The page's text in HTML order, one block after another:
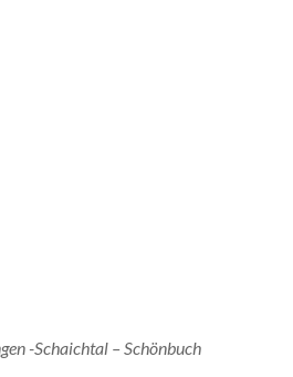
-Schaichtal – Schönbuch